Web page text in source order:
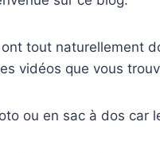
tout naturellement
vidéos que vous
ou en sac à dos car